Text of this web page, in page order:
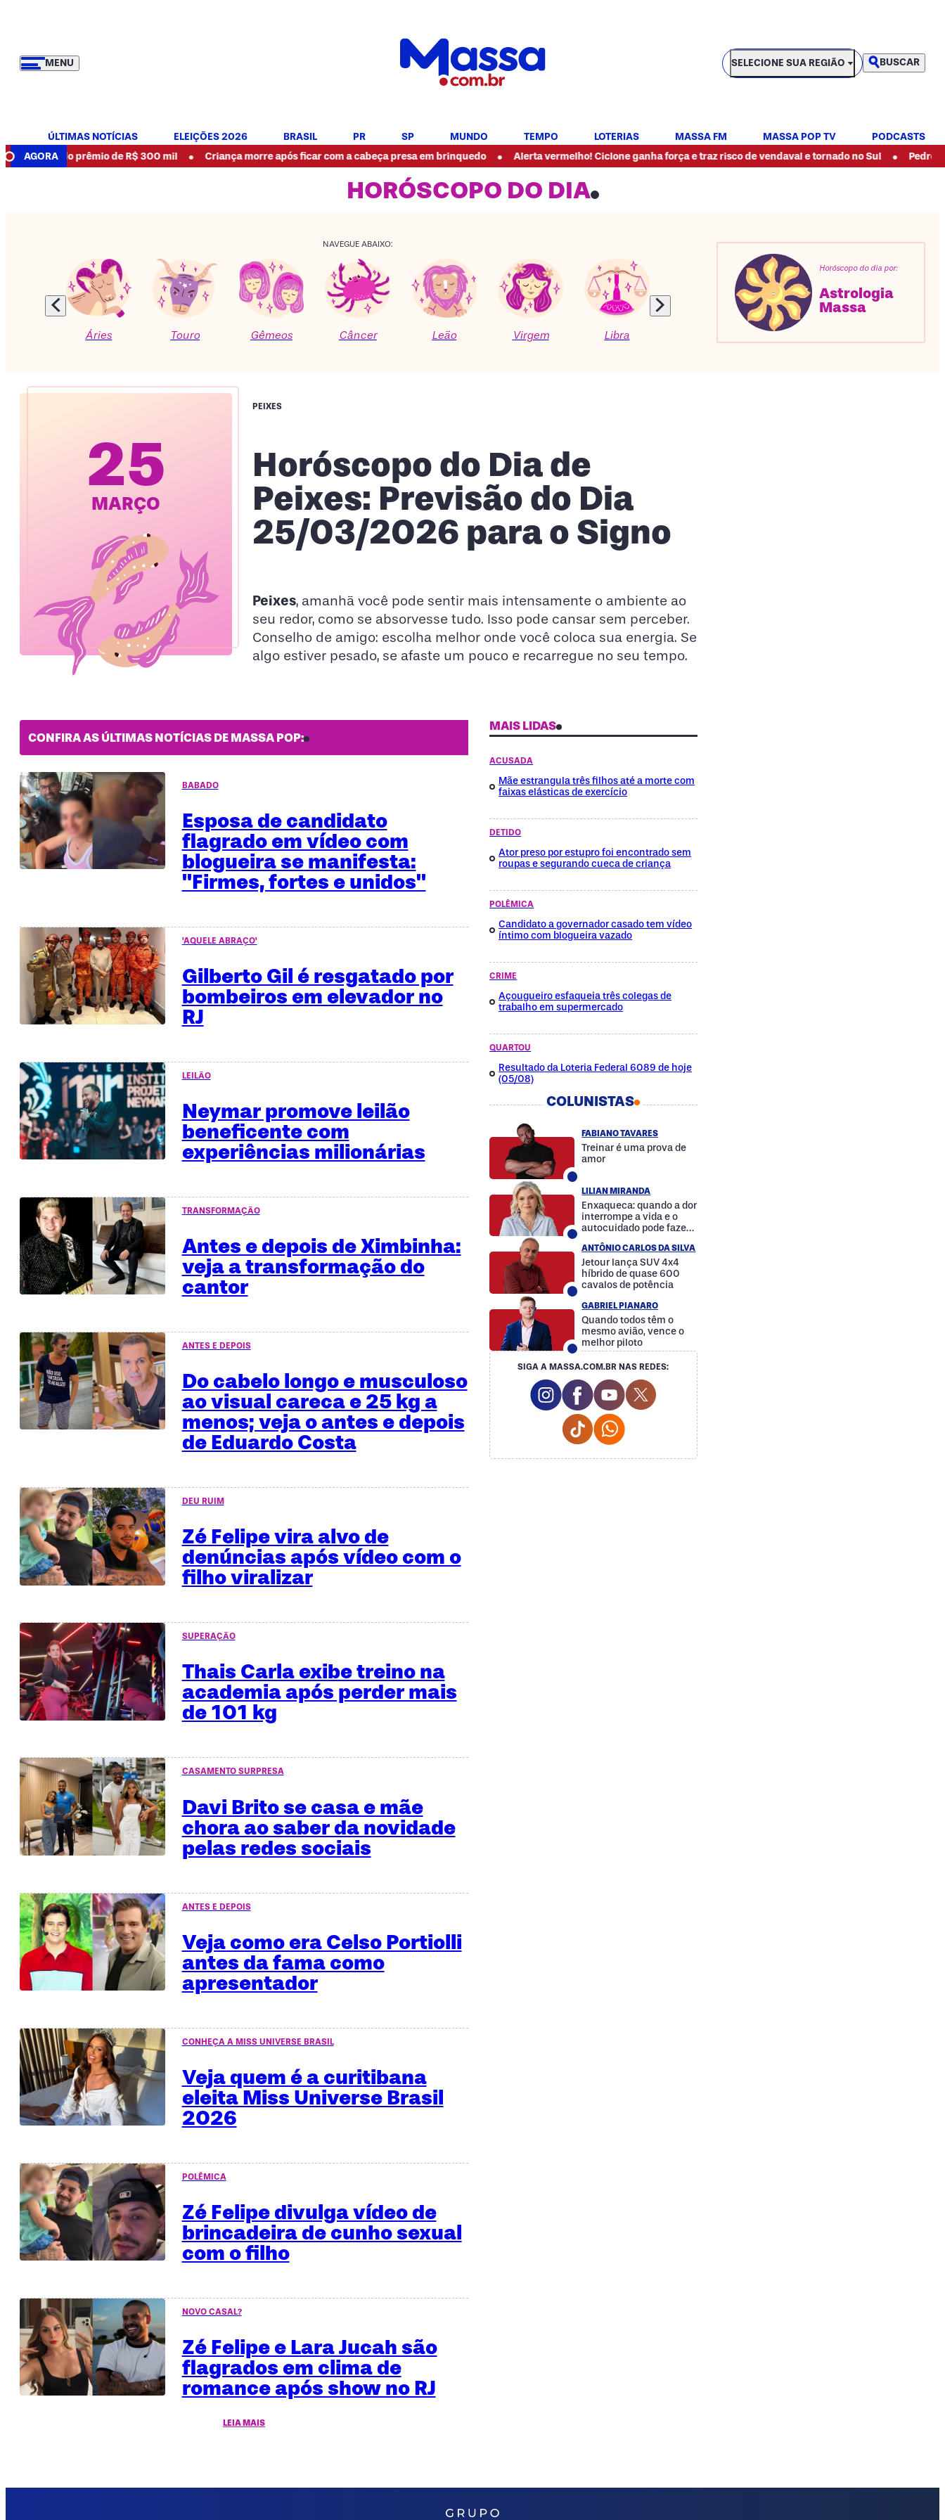
MENU
SELECIONE SUA REGIÃO
SELECIONE SUA REGIÃO BUSCAR
ÚLTIMAS NOTÍCIAS ELEIÇÕES 2026 BRASIL PR SP MUNDO TEMPO LOTERIAS MASSA FM MASSA POP TV
PODCASTS
AGORA
do prêmio de R$ 300 mil • Criança morre após ficar com a cabeça presa em brinquedo • Alerta vermelho! Ciclone ganha força e traz risco de vendaval e tornado no Sul • Pedreiro é
HORÓSCOPO DO DIA
NAVEGUE ABAIXO:
Áries Touro Gêmeos Câncer Leão Virgem Libra Escorpião Capricórnio
Horóscopo do dia por:
Astrologia
Massa
25
MARÇO
PEIXES
Horóscopo do Dia de
Peixes: Previsão do Dia
25/03/2026 para o Signo
Peixes, amanhã você pode sentir mais intensamente o ambiente ao
seu redor, como se absorvesse tudo. Isso pode cansar sem perceber.
Conselho de amigo: escolha melhor onde você coloca sua energia. Se
algo estiver pesado, se afaste um pouco e recarregue no seu tempo.
CONFIRA AS ÚLTIMAS NOTÍCIAS DE MASSA POP:
BABADO
Esposa de candidato
flagrado em vídeo com
blogueira se manifesta:
"Firmes, fortes e unidos"
'AQUELE ABRAÇO'
Gilberto Gil é resgatado por
bombeiros em elevador no
RJ
LEILÃO
Neymar promove leilão
beneficente com
experiências milionárias
TRANSFORMAÇÃO
Antes e depois de Ximbinha:
veja a transformação do
cantor
ANTES E DEPOIS
Do cabelo longo e musculoso
ao visual careca e 25 kg a
menos; veja o antes e depois
de Eduardo Costa
DEU RUIM
Zé Felipe vira alvo de
denúncias após vídeo com o
filho viralizar
SUPERAÇÃO
Thais Carla exibe treino na
academia após perder mais
de 101 kg
CASAMENTO SURPRESA
Davi Brito se casa e mãe
chora ao saber da novidade
pelas redes sociais
ANTES E DEPOIS
Veja como era Celso Portiolli
antes da fama como
apresentador
CONHEÇA A MISS UNIVERSE BRASIL
Veja quem é a curitibana
eleita Miss Universe Brasil
2026
POLÊMICA
Zé Felipe divulga vídeo de
brincadeira de cunho sexual
com o filho
NOVO CASAL?
Zé Felipe e Lara Jucah são
flagrados em clima de
romance após show no RJ
LEIA MAIS
MAIS LIDAS
ACUSADA
Mãe estrangula três filhos até a morte com
faixas elásticas de exercício
DETIDO
Ator preso por estupro foi encontrado sem
roupas e segurando cueca de criança
POLÊMICA
Candidato a governador casado tem vídeo
íntimo com blogueira vazado
CRIME
Açougueiro esfaqueia três colegas de
trabalho em supermercado
QUARTOU
Resultado da Loteria Federal 6089 de hoje
(05/08)
COLUNISTAS
FABIANO TAVARES
Treinar é uma prova de
amor
LILIAN MIRANDA
Enxaqueca: quando a dor
interrompe a vida e o
autocuidado pode fazer
ANTÔNIO CARLOS DA SILVA
Jetour lança SUV 4x4
híbrido de quase 600
cavalos de potência
GABRIEL PIANARO
Quando todos têm o
mesmo avião, vence o
melhor piloto
SIGA A MASSA.COM.BR NAS REDES:
Instagram Social Media
Facebook Social Media
Youtube Social Media
Twitter Social Media
Tiktok Social Media
Whatsapp Social Media